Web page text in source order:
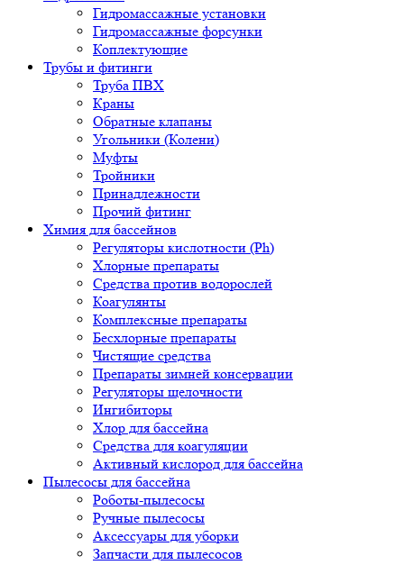
Гидромассажные установки
Гидромассажные форсунки
Коплектующие
Трубы и фитинги
Труба ПВХ
Краны
Обратные клапаны
Угольники (Колени)
Муфты
Тройники
Принадлежности
Прочий фитинг
Химия для бассейнов
Регуляторы кислотности (Ph)
Хлорные препараты
Средства против водорослей
Коагулянты
Комплексные препараты
Бесхлорные препараты
Чистящие средства
Препараты зимней консервации
Регуляторы щелочности
Ингибиторы
Хлор для бассейна
Средства для коагуляции
Активный кислород для бассейна
Пылесосы для бассейна
Роботы-пылесосы
Ручные пылесосы
Аксессуары для уборки
Запчасти для пылесосов